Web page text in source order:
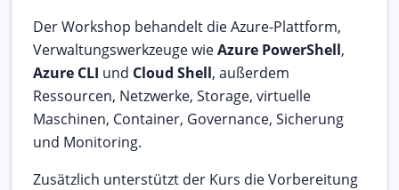
Der Workshop behandelt die Azure-Plattform,
Verwaltungswerkzeuge wieAzure PowerShell,
Azure CLI und Cloud Shell, außerdem
Ressourcen, Netzwerke, Storage, virtuelle
Maschinen, Container, Governance, Sicherung
und Monitoring.
Zusätzlich unterstützt der Kurs die Vorbereitung